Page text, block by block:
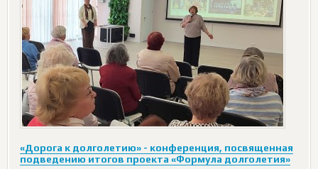
«Дорога к долголетию» - конференция, посвященная
подведению итогов проекта «Формула долголетия»